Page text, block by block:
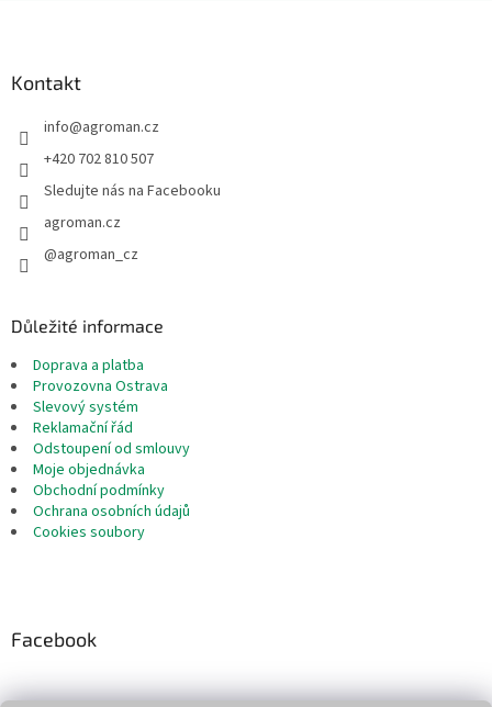
Kontakt
info@agroman.cz
+420 702 810 507
Sledujte nás na Facebooku
agroman.cz
@agroman_cz
Důležité informace
Doprava a platba
Provozovna Ostrava
Slevový systém
Reklamační řád
Odstoupení od smlouvy
Moje objednávka
Obchodní podmínky
Ochrana osobních údajů
Cookies soubory
Facebook